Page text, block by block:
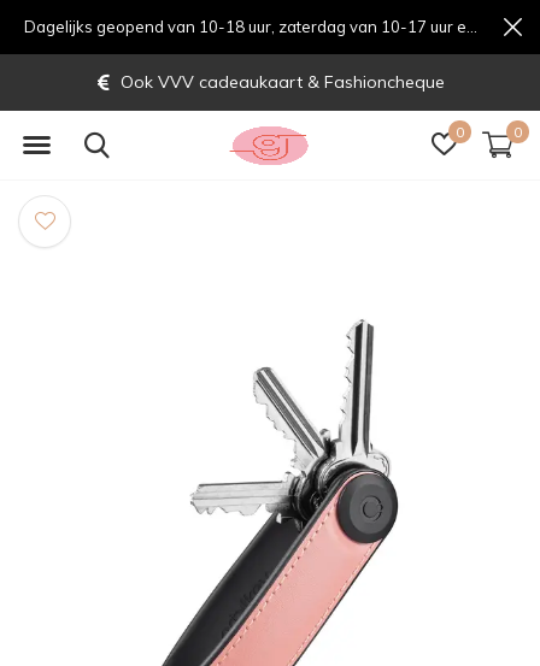
0 0
Ook VVV cadeaukaart & Fashioncheque